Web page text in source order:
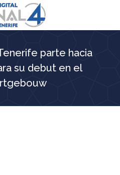
parte hacia
su debut en el